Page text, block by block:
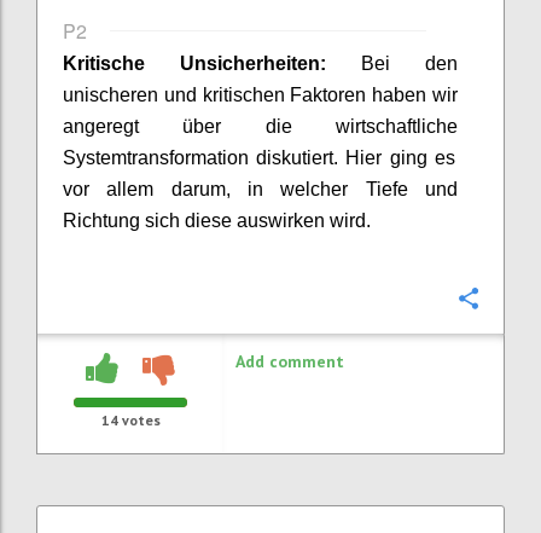
P2
Kritische Unsicherheiten:
Bei den
unischeren und kritischen Faktoren haben wir
angeregtüber diewirtschaftliche
Systemtransformationdiskutiert. Hier ging es
vor allem darum, in welcher Tiefe und
Richtung sich diese auswirken wird.
14votes
Add comment